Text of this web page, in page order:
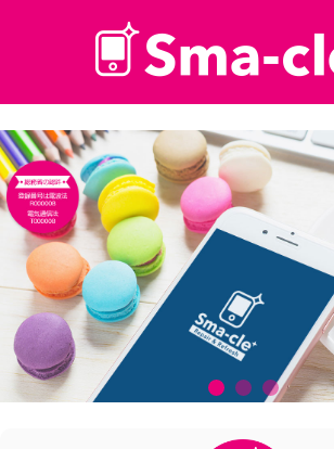
ツ
へ
ス
キ